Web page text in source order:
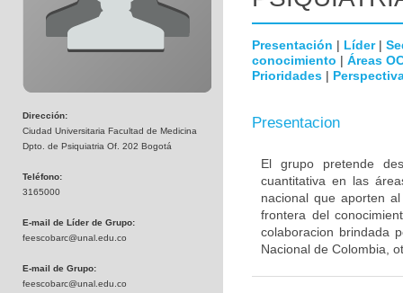
Dirección:
Ciudad Universitaria Facultad de Medicina
Dpto. de Psiquiatria Of. 202 Bogotá
Teléfono:
3165000
E-mail de Líder de Grupo:
feescobarc@unal.edu.co
E-mail de Grupo:
feescobarc@unal.edu.co
Presentación | Líder|
conocimiento | Áreas
Prioridades |
Presentacion
El grupo pretende
cuantitativa en las
nacional que aporten
frontera del
colaboracion brindada
Nacional de Colombia,